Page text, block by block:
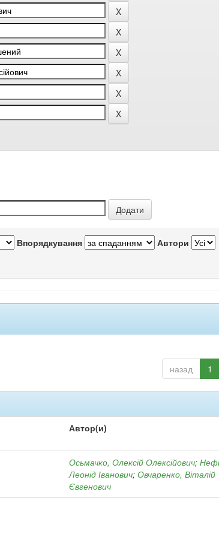
Впорядкування Автори
назад 1
Автор(и)
Осьмачко, Олексій Олексійович;
Леонід Іванович;Овчаренко, Віталій
Євгенович